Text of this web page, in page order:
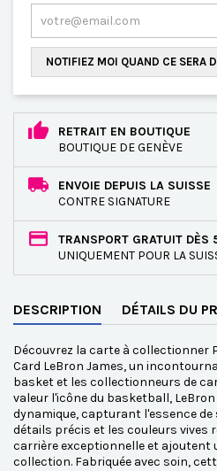
NOTIFIEZ MOI QUAND CE SERA
RETRAIT EN BOUTIQUE
BOUTIQUE DE GENÈVE
ENVOIE DEPUIS LA SUISSE
CONTRE SIGNATURE
TRANSPORT GRATUIT DÈS
UNIQUEMENT POUR LA
DESCRIPTION DÉTAILS DU
Découvrez la carte à collectionner
Card LeBron James, un
basket et les collectionneurs de
valeur l'icône du basketball,
dynamique, capturant l'essence de
détails précis et les couleurs vives
carrière exceptionnelle et ajoutent
collection. Fabriquée avec soin,